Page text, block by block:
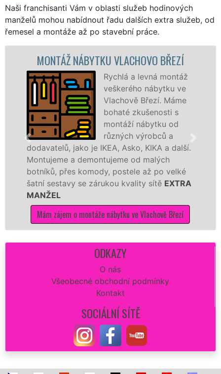
Naši franchisanti Vám v oblasti služeb hodinových
manželů mohou nabídnout řadu dalších extra služeb, od
řemesel a montáže až po stavební práce.
MONTÁŽ NÁBYTKU VLACHOVO BŘEZÍ
Rychlá a levná montáž
veškerého nábytku ve
Vlachově Březí. Máme
bohaté zkušenosti s
montáží nábytku od
různých výrobců a
jako je IKEA, Asko, KIKA a další.
a demontujeme od malých
přes komody, postele až po velké
sestavy se zárukou kvality sítěEXTRA
Mám zájem o montáže nábytku ve Vlachově Březí
ODKAZY
O nás
Všeobecné obchodní podmínky
Kontakt
SOCIÁLNÍ SÍTĚ